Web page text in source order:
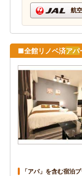
航
■全館リノベ済アパ
「アパ」を含む宿泊